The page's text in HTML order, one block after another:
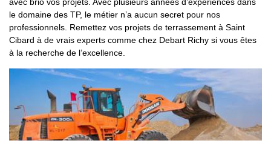
le domaine des TP, le métier n’a aucun secret pour nos
professionnels. Remettez vos projets de terrassement à Saint
Cibard à de vrais experts comme chez Debart Richy si vous êtes
à la recherche de l’excellence.